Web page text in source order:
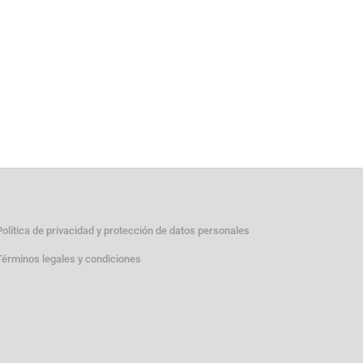
de privacidad y protección de datos personales
legales y condiciones